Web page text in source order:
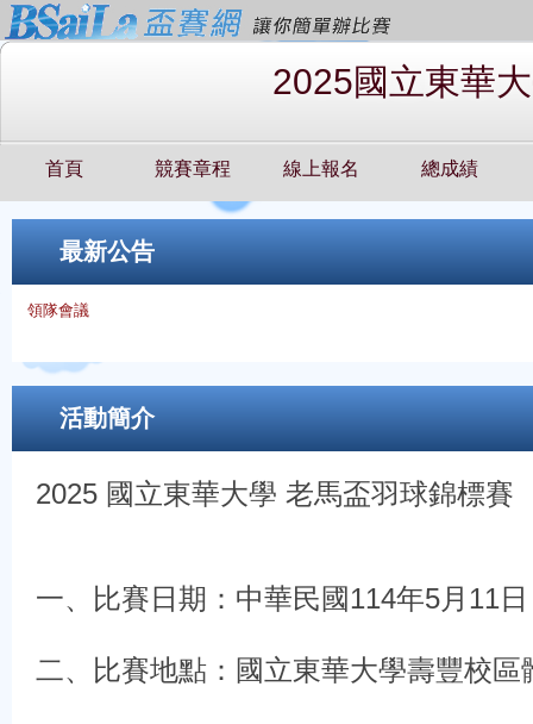
2025國立東華
首頁 競賽章程 線上報名 總成績
最新公告
領隊會議
活動簡介
2025 國立東華大學 老馬盃羽球錦標賽
一、比賽日期：中華民國114年5月11
二、比賽地點：國立東華大學壽豐校區